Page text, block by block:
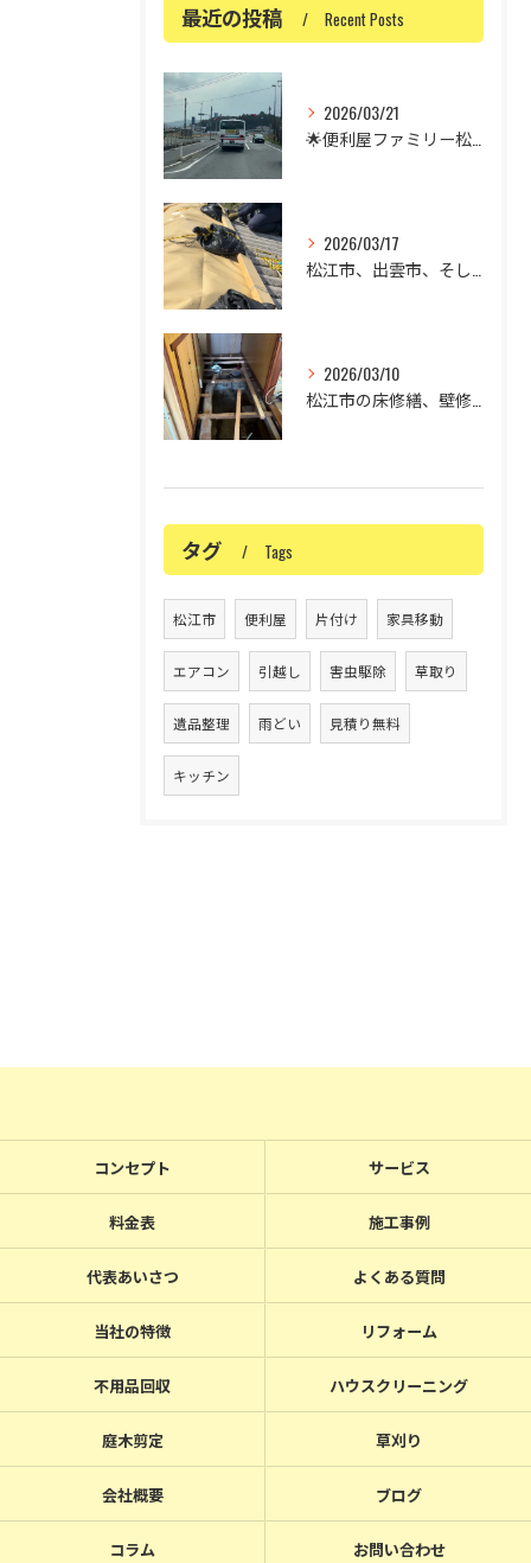
最近の投稿 Recent Posts
2026/03/21
🌟便利屋ファミリー松江店です🌟
2026/03/17
松江市、出雲市、そして米子市の屋根の修理でお困りではありませ...
2026/03/10
松江市の床修繕、壁修繕、リフォームについて✨
タグ Tags
松江市 便利屋 片付け 家具移動
エアコン 引越し 害虫駆除 草取り
遺品整理 雨どい 見積り無料
キッチン
コンセプト サービス
料金表 施工事例
代表あいさつ よくある質問
当社の特徴 リフォーム
不用品回収 ハウスクリーニング
庭木剪定 草刈り
会社概要 ブログ
コラム お問い合わせ